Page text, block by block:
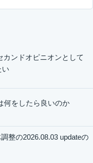
ンドオピニオンとして
い
何をしたら良いのか
整の2026.08.03 updateの